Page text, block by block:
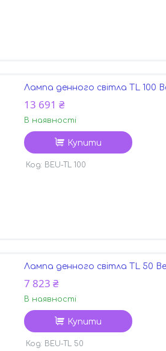
Лампа денного світла TL 100
13 691 ₴
В наявності
Купити
BEU-TL 100
Лампа денного світла TL 50
7 823 ₴
В наявності
Купити
BEU-TL 50